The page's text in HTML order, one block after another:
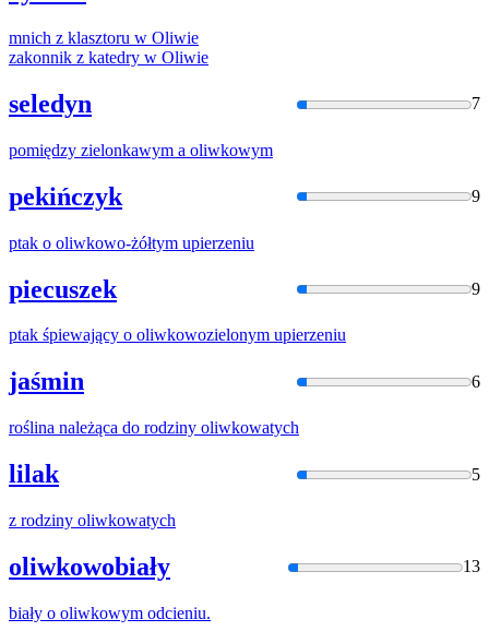
mnich z klasztoru w Oliwie
zakonnik z katedry w Oliwie
seledyn 7
pomiędzy zielonkawym a oliwkowym
pekińczyk 9
ptak o oliwkowo-żółtym upierzeniu
piecuszek 9
ptak śpiewający o oliwkowozielonym upierzeniu
jaśmin 6
roślina należąca do rodziny oliwkowatych
lilak 5
z rodziny oliwkowatych
oliwkowobiały 13
biały o oliwkowym odcieniu.